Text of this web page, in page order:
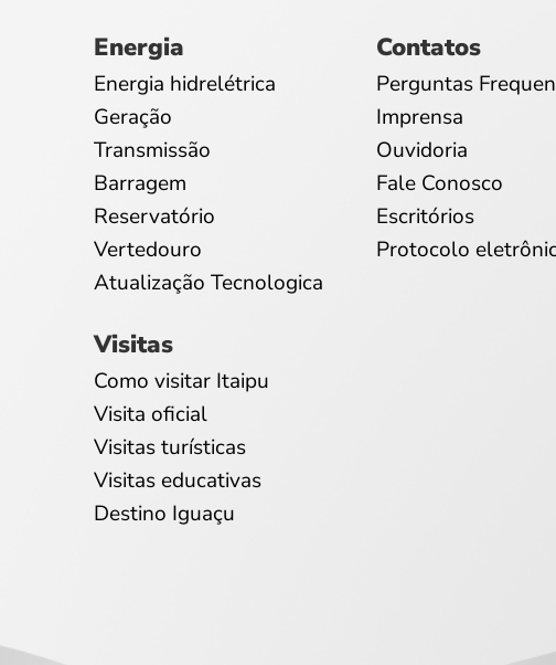
Energia
Energia hidrelétrica
Geração
Transmissão
Barragem
Reservatório
Vertedouro
Atualização Tecnologica
Visitas
Como visitar Itaipu
Visita oficial
Visitas turísticas
Visitas educativas
Destino Iguaçu
Contatos
Perguntas
Imprensa
Ouvidoria
Fale Conosco
Escritórios
Protocolo